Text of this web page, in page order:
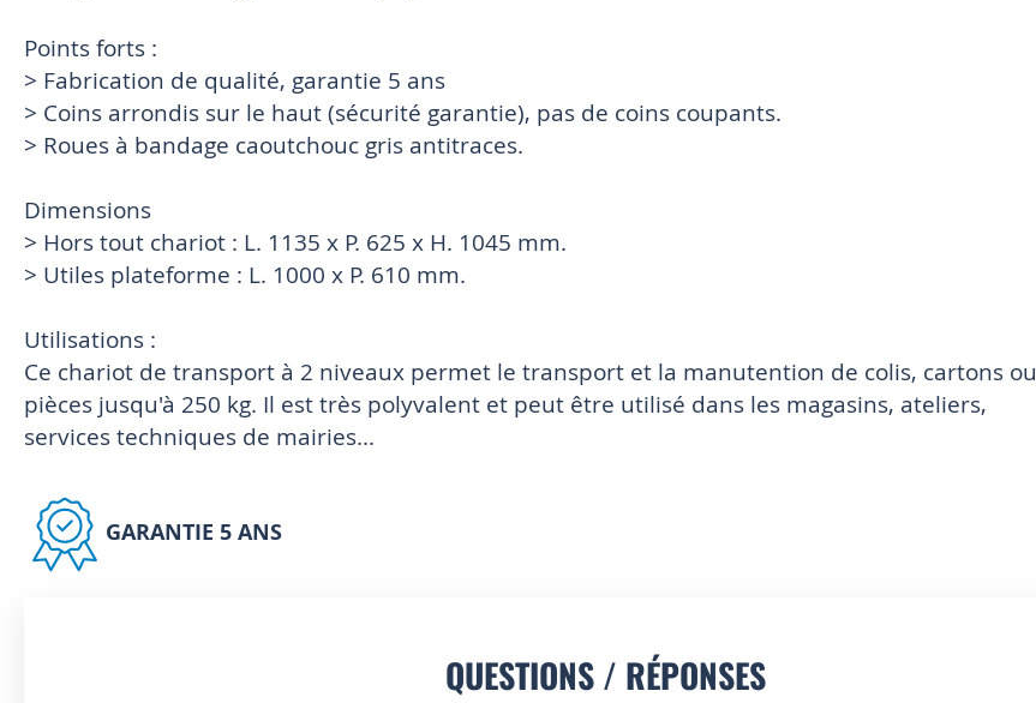
Points forts :
> Fabrication de qualité, garantie 5 ans
> Coins arrondis sur le haut (sécurité garantie), pas de coins coupants.
> Roues à bandage caoutchouc gris antitraces.
Dimensions
> Hors tout chariot : L. 1135 x P. 625 x H. 1045 mm.
> Utiles plateforme : L. 1000 x P. 610 mm.
Utilisations :
Ce chariot de transport à 2 niveaux permet le transport et la manutention de colis, cartons ou
pièces jusqu'à 250 kg. Il est très polyvalent et peut être utilisé dans les magasins, ateliers,
services techniques de mairies...
GARANTIE 5 ANS
QUESTIONS / RÉPONSES